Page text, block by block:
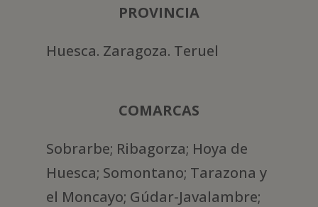
PROVINCIA
Huesca. Zaragoza. Teruel
COMARCAS
Sobrarbe; Ribagorza; Hoya de
Huesca; Somontano; Tarazona y
el Moncayo; Gúdar-Javalambre;